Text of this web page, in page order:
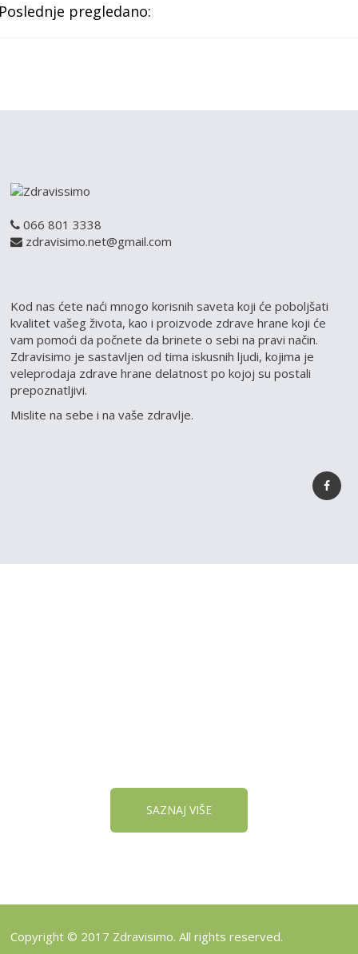
pregledano:
066 801 3338
zdravisimo.net@gmail.com
Kod nas ćete naći mnogo korisnih saveta koji će poboljšati
kvalitet vašeg života, kao i proizvode zdrave hrane koji će
vam pomoći da počnete da brinete o sebi na pravi način.
Zdravisimo je sastavljen od tima iskusnih ljudi, kojima je
veleprodaja zdrave hrane delatnost po kojoj su postali
prepoznatljivi.
Mislite na sebe i na vaše zdravlje.
SAZNAJ VIŠE
Copyright © 2017 Zdravisimo. All rights reserved.